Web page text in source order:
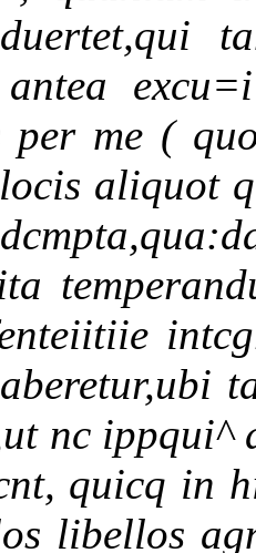
me (
aliquot
nc ippqui^
quicq in
libellos